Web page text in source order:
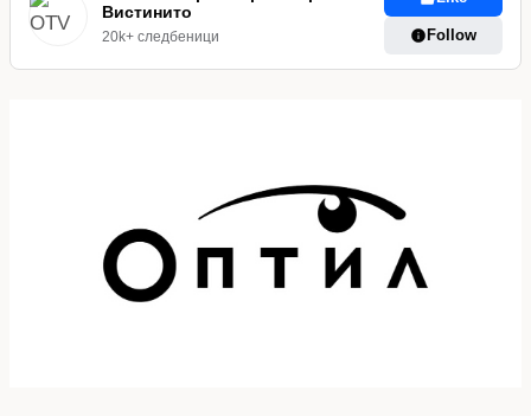
Вистинито
20k+ следбеници Follow